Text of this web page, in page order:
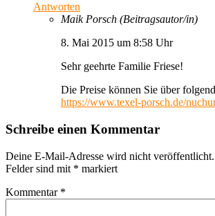
Antworten
Maik Porsch (Beitragsautor/in)
8. Mai 2015 um 8:58 Uhr
Sehr geehrte Familie Friese!
Die Preise können Sie über
https://www.texel-porsch.de/
Schreibe einen Kommentar
Deine E-Mail-Adresse wird nicht veröffentlicht.
Felder sind mit * markiert
Kommentar *